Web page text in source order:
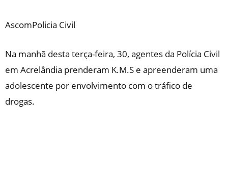
AscomPolicia Civil
Na manhã desta terça-feira, 30, agentes da Polícia Civil
em Acrelândia prenderam K.M.S e apreenderam uma
adolescente por envolvimento com o tráfico de
drogas.